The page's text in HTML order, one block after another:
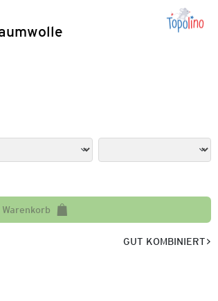
GUT KOMBINIERT